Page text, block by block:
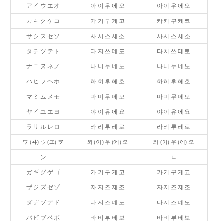
ア イ ウ エ オ 아 이 우 에 오 아 이 우 에 오
カ キ ク ケ コ 가 기 구 게 고 카 키 쿠 케 코
サ シ ス セ ソ 사 시 스 세 소 사 시 스 세 소
タ チ ツ テ ト 다 지 쓰 데 도 타 치 쓰 테 토
ナ ニ ヌ ネ ノ 나 니 누 네 노 나 니 누 네 노
ハ ヒ フ ヘ ホ 하 히 후 헤 호 하 히 후 헤 호
マ ミ ム メ モ 마 미 무 메 모 마 미 무 메 모
ヤ イ ユ エ ヨ 야 이 유 에 요 야 이 유 에 요
ラ リ ル レ ロ 라 리 루 레 로 라 리 루 레 로
ワ (ヰ) ウ (ヱ) ヲ 와 (이) 우 (에) 오 와 (이) 우 (에) 오
ン ㄴ
ガ ギ グ ゲ ゴ 가 기 구 게 고 가 기 구 게 고
ザ ジ ズ ゼ ゾ 자 지 즈 제 조 자 지 즈 제 조
ダ ヂ ヅ デ ド 다 지 즈 데 도 다 지 즈 데 도
バ ビ ブ ベ ボ 바 비 부 베 보 바 비 부 베 보